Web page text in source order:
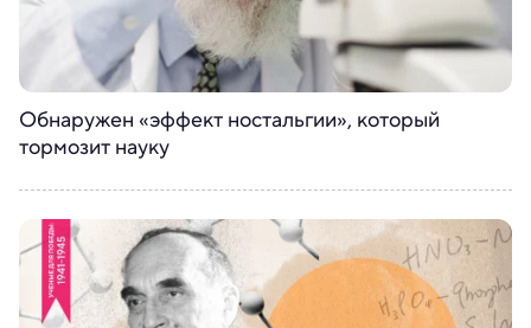
Обнаружен «эффект ностальгии», который
тормозит науку